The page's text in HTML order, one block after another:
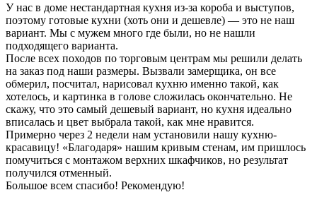
У нас в доме нестандартная кухня из-за короба и выступов,
поэтому готовые кухни (хоть они и дешевле) — это не наш
вариант. Мы с мужем много где были, но не нашли
подходящего варианта.
После всех походов по торговым центрам мы решили делать
на заказ под наши размеры. Вызвали замерщика, он все
обмерил, посчитал, нарисовал кухню именно такой, как
хотелось, и картинка в голове сложилась окончательно. Не
скажу, что это самый дешевый вариант, но кухня идеально
вписалась и цвет выбрала такой, как мне нравится.
Примерно через 2 недели нам установили нашу кухню-
красавицу! «Благодаря» нашим кривым стенам, им пришлось
помучиться с монтажом верхних шкафчиков, но результат
получился отменный.
Большое всем спасибо! Рекомендую!